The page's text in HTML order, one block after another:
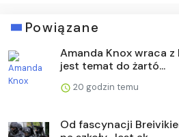
Powiązane
Amanda Knox wraca z
jest temat do żartó...
20 godzin temu
Od fascynacji